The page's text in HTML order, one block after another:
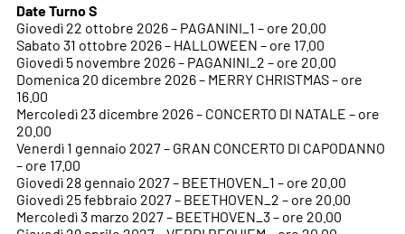
Date Turno S
Giovedì 22 ottobre 2026 – PAGANINI_1 – ore 20.00
Sabato 31 ottobre 2026 – HALLOWEEN – ore 17.00
Giovedì 5 novembre 2026 – PAGANINI_2 – ore 20.00
Domenica 20 dicembre 2026 – MERRY CHRISTMAS – ore
16.00
Mercoledì 23 dicembre 2026 – CONCERTO DI NATALE – ore
20.00
Venerdì 1 gennaio 2027 – GRAN CONCERTO DI CAPODANNO
– ore 17.00
Giovedì 28 gennaio 2027 – BEETHOVEN_1 – ore 20.00
Giovedì 25 febbraio 2027 – BEETHOVEN_2 – ore 20.00
Mercoledì 3 marzo 2027 – BEETHOVEN_3 – ore 20.00